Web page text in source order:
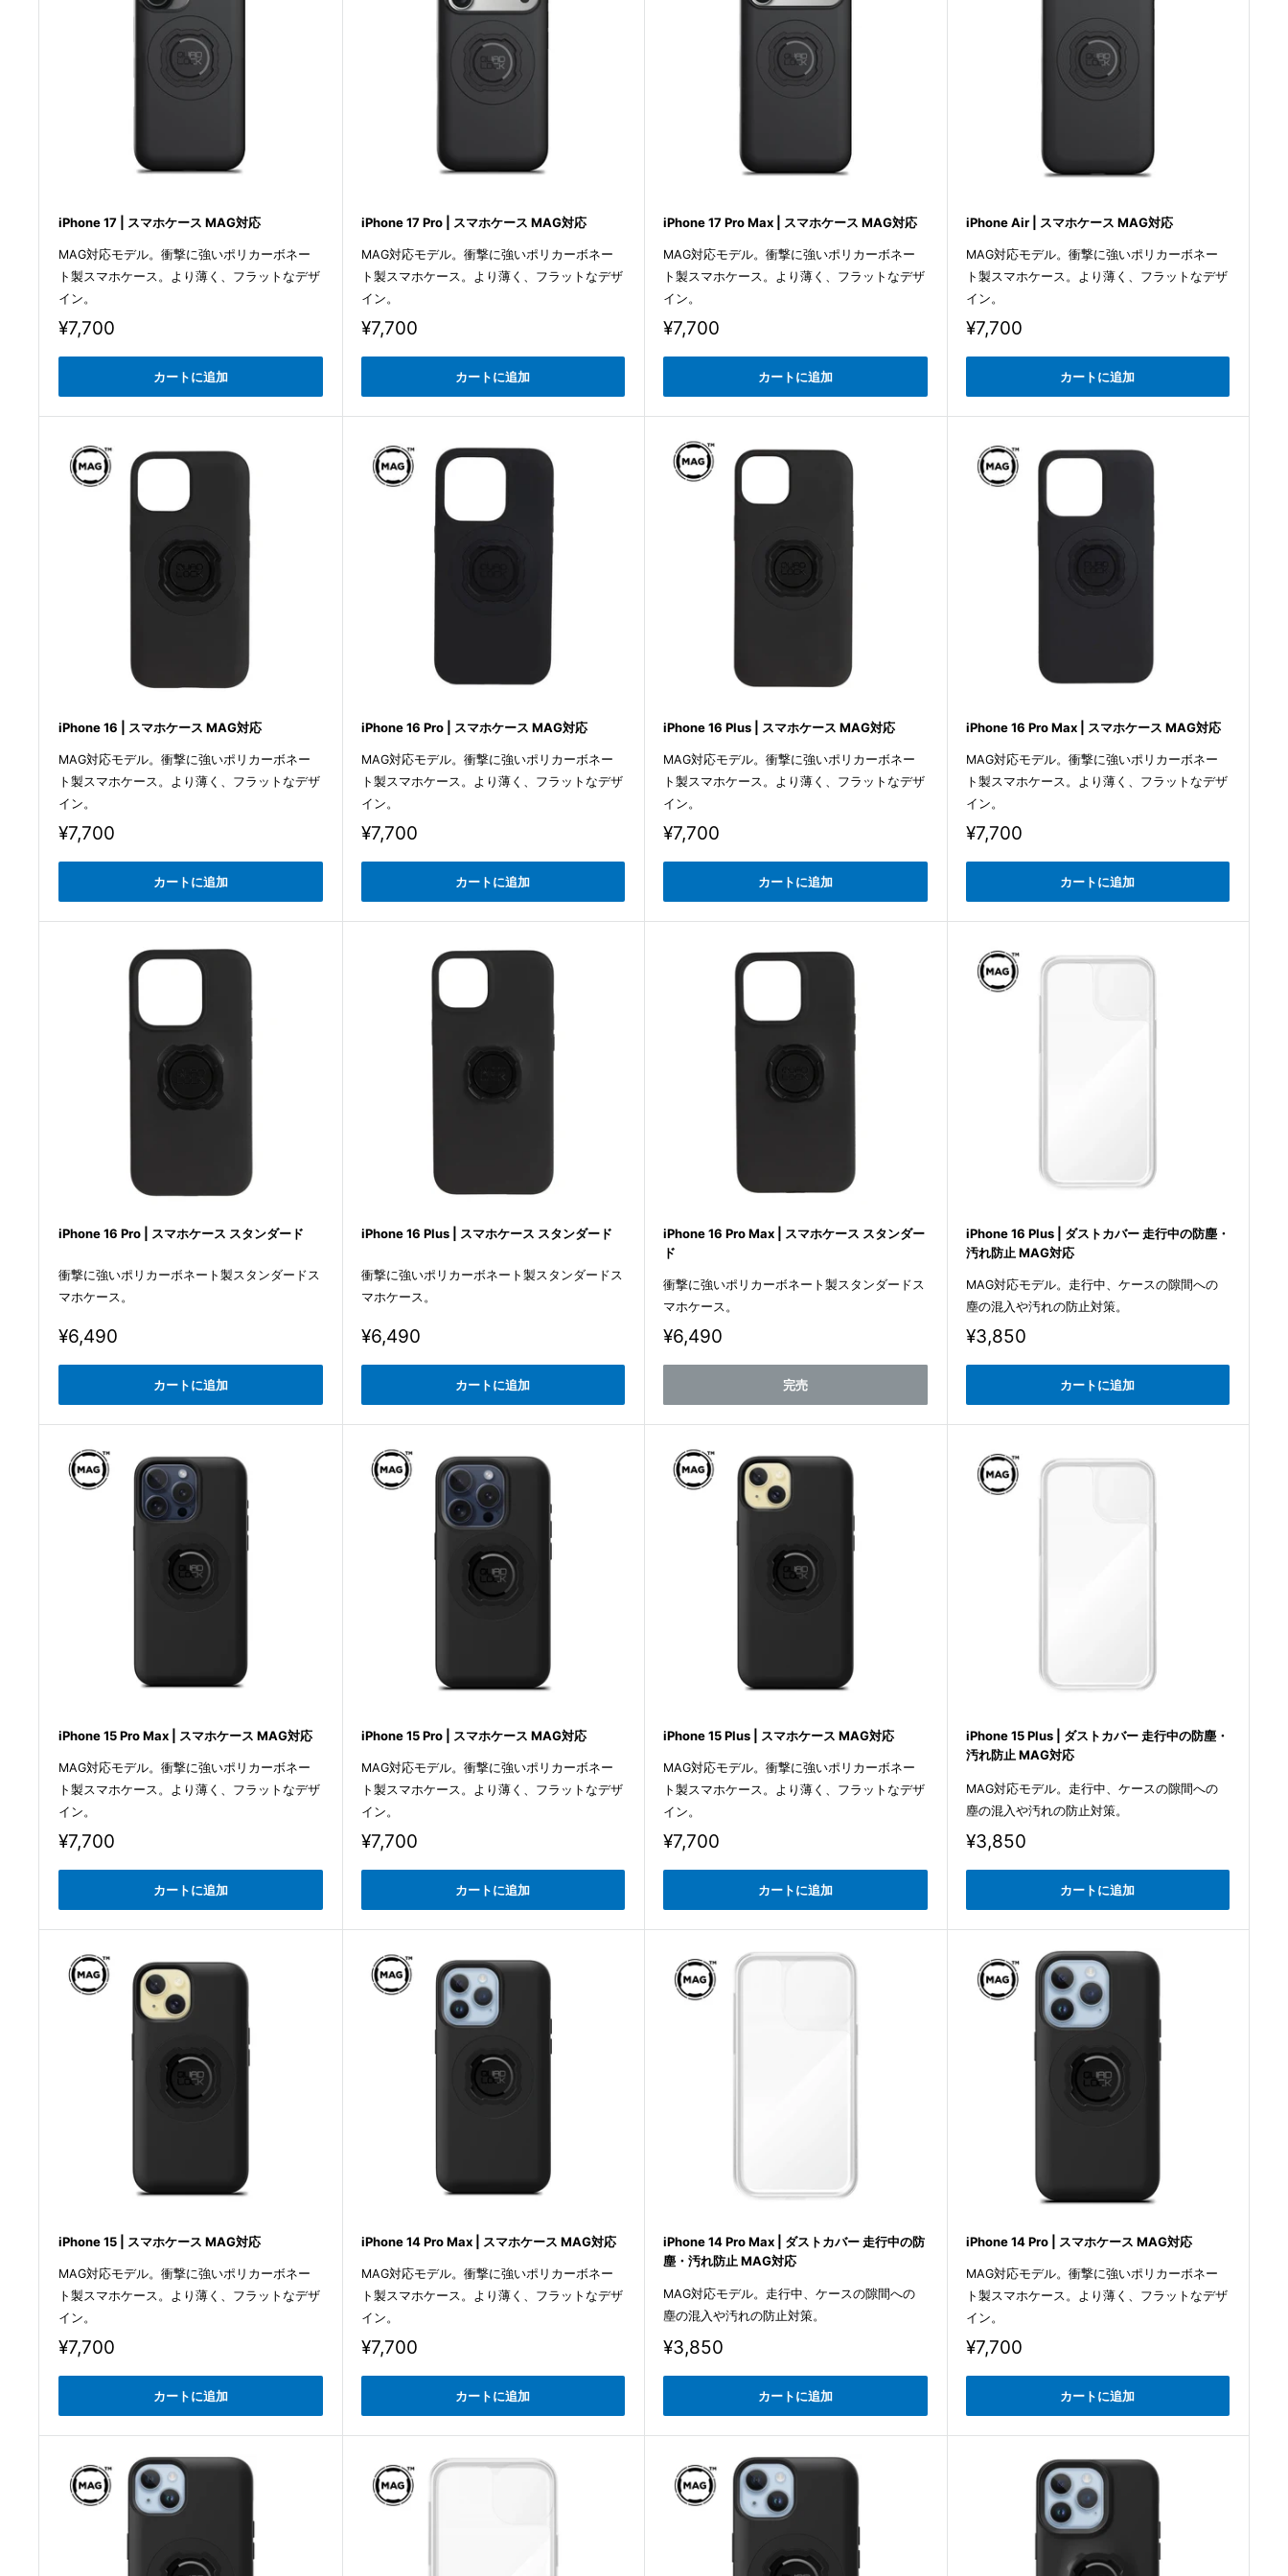
iPhone 17 | スマホケース MAG対応
MAG対応モデル。衝撃に強いポリカーボネー
ト製スマホケース。より薄く、フラットなデザ
イン。
販
価
¥7,700
カートに追加
iPhone 17 Pro | スマホケース MAG対応
MAG対応モデル。衝撃に強いポリカーボネー
ト製スマホケース。より薄く、フラットなデザ
イン。
販
価
¥7,700
カートに追加
iPhone 17 Pro Max | スマホケース MAG対応
MAG対応モデル。衝撃に強いポリカーボネー
ト製スマホケース。より薄く、フラットなデザ
イン。
販
価
¥7,700
カートに追加
iPhone Air | スマホケース MAG対応
MAG対応モデル。衝撃に強いポリカーボネー
ト製スマホケース。より薄く、フラットなデザ
イン。
販
価
¥7,700
カートに追加
iPhone 16 | スマホケース MAG対応
MAG対応モデル。衝撃に強いポリカーボネー
ト製スマホケース。より薄く、フラットなデザ
イン。
販
価
¥7,700
カートに追加
iPhone 16 Pro | スマホケース MAG対応
MAG対応モデル。衝撃に強いポリカーボネー
ト製スマホケース。より薄く、フラットなデザ
イン。
販
価
¥7,700
カートに追加
iPhone 16 Plus | スマホケース MAG対応
MAG対応モデル。衝撃に強いポリカーボネー
ト製スマホケース。より薄く、フラットなデザ
イン。
販
価
¥7,700
カートに追加
iPhone 16 Pro Max | スマホケース MAG対応
MAG対応モデル。衝撃に強いポリカーボネー
ト製スマホケース。より薄く、フラットなデザ
イン。
販
価
¥7,700
カートに追加
iPhone 16 Pro | スマホケース スタンダード
衝撃に強いポリカーボネート製スタンダードス
マホケース。
販
価
¥6,490
カートに追加
iPhone 16 Plus | スマホケース スタンダード
衝撃に強いポリカーボネート製スタンダードス
マホケース。
販
価
¥6,490
カートに追加
iPhone 16 Pro Max | スマホケース スタンダー
ド
衝撃に強いポリカーボネート製スタンダードス
マホケース。
販
価
¥6,490
完売
iPhone 16 Plus | ダストカバー 走行中の防塵・
汚れ防止 MAG対応
MAG対応モデル。走行中、ケースの隙間への
塵の混入や汚れの防止対策。
販
価
¥3,850
カートに追加
iPhone 15 Pro Max | スマホケース MAG対応
MAG対応モデル。衝撃に強いポリカーボネー
ト製スマホケース。より薄く、フラットなデザ
イン。
販
価
¥7,700
カートに追加
iPhone 15 Pro | スマホケース MAG対応
MAG対応モデル。衝撃に強いポリカーボネー
ト製スマホケース。より薄く、フラットなデザ
イン。
販
価
¥7,700
カートに追加
iPhone 15 Plus | スマホケース MAG対応
MAG対応モデル。衝撃に強いポリカーボネー
ト製スマホケース。より薄く、フラットなデザ
イン。
販
価
¥7,700
カートに追加
iPhone 15 Plus | ダストカバー 走行中の防塵・
汚れ防止 MAG対応
MAG対応モデル。走行中、ケースの隙間への
塵の混入や汚れの防止対策。
販
価
¥3,850
カートに追加
iPhone 15 | スマホケース MAG対応
MAG対応モデル。衝撃に強いポリカーボネー
ト製スマホケース。より薄く、フラットなデザ
イン。
販
価
¥7,700
カートに追加
iPhone 14 Pro Max | スマホケース MAG対応
MAG対応モデル。衝撃に強いポリカーボネー
ト製スマホケース。より薄く、フラットなデザ
イン。
販
価
¥7,700
カートに追加
iPhone 14 Pro Max | ダストカバー 走行中の防
塵・汚れ防止 MAG対応
MAG対応モデル。走行中、ケースの隙間への
塵の混入や汚れの防止対策。
販
価
¥3,850
カートに追加
iPhone 14 Pro | スマホケース MAG対応
MAG対応モデル。衝撃に強いポリカーボネー
ト製スマホケース。より薄く、フラットなデザ
イン。
販
価
¥7,700
カートに追加